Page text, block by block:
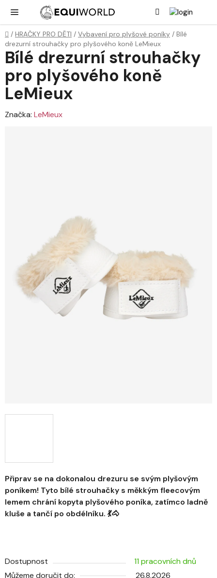
obsah
Domů
/ HRAČKY PRO DĚTI / Vybavení pro plyšové poníky / Bílé
drezurní strouhačky pro plyšového koně LeMieux
Připrav se na dokonalou drezuru se svým plyšovým
poníkem! Tyto bílé strouhačky s měkkým fleecovým
lemem chrání kopyta plyšového poníka, zatímco ladně
kluše a tančí po obdélníku. 💃🐴
Dostupnost
11 pracovních dnů
Můžeme doručit do:
26.8.2026
Bílé drezurní strouhačky
pro plyšového koně
LeMieux
Značka: LeMieux